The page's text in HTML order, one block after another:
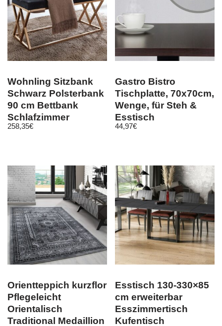
Wohnling Sitzbank
Schwarz Polsterbank
90 cm Bettbank
Schlafzimmer
Flurbank Samt
258,35€
Gastro Bistro
Tischplatte, 70x70cm,
Wenge, für Steh &
Esstisch
44,97€
Orientteppich kurzflor
Pflegeleicht
Orientalisch
Traditional Medaillion
Esstisch 130-330×85
cm erweiterbar
Esszimmertisch
Kufentisch